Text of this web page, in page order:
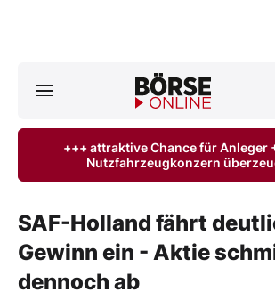
ktuelle Ausgabe BÖRSE
Finanz-Check
+++ attraktive Chance für Anleger
Nutzfahrzeugkonzern
SAF-Holland fährt
Gewinn ein - Aktie
dennoch ab